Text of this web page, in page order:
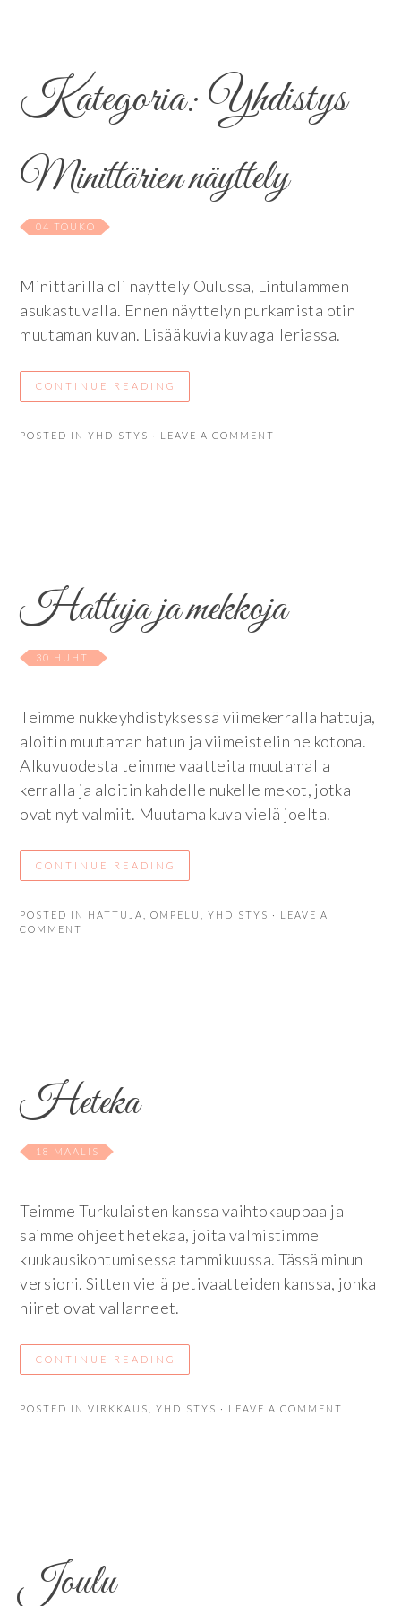
Kategoria:Yhdistys
Minittärien näyttely
04 TOUKO
Minittärillä oli näyttely Oulussa, Lintulammen
asukastuvalla. Ennen näyttelyn purkamista otin
muutaman kuvan. Lisää kuvia kuvagalleriassa.
CONTINUE READING
POSTED INYHDISTYS · LEAVE A COMMENT
Hattuja ja mekkoja
30 HUHTI
Teimme nukkeyhdistyksessä viimekerralla hattuja,
aloitin muutaman hatun ja viimeistelin ne kotona.
Alkuvuodesta teimme vaatteita muutamalla
kerralla ja aloitin kahdelle nukelle mekot, jotka
ovat nyt valmiit. Muutama kuva vielä joelta.
CONTINUE READING
POSTED IN HATTUJA ,OMPELU ,YHDISTYS · LEAVE A
COMMENT
Heteka
18 MAALIS
Teimme Turkulaisten kanssa vaihtokauppaa ja
saimme ohjeet hetekaa, joita valmistimme
kuukausikontumisessa tammikuussa. Tässä minun
versioni. Sitten vielä petivaatteiden kanssa, jonka
hiiret ovat vallanneet.
CONTINUE READING
POSTED INVIRKKAUS ,YHDISTYS · LEAVE A COMMENT
Joulu